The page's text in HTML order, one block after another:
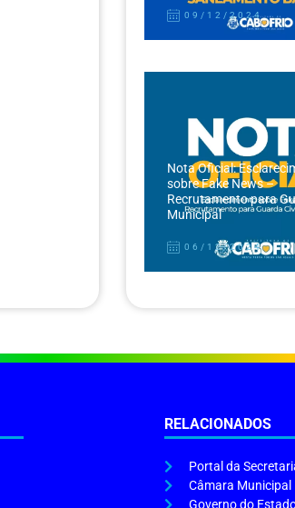
09/12/2024
Nota Oficial:
sobre Fake News –
Recrutamento para
Municipal
06/12/2024
RELACIONADOS
Portal da
Câmara Municipal
Governo do